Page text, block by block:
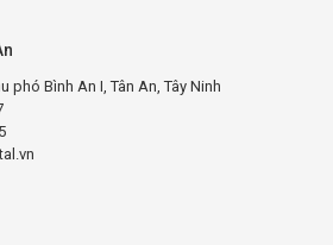
phó Bình An I, Tân An, Tây Ninh